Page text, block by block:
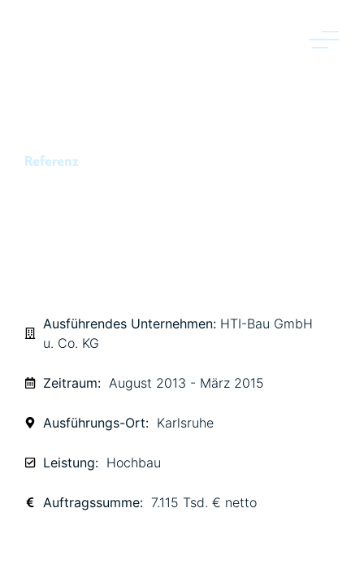
Referenz
Ausführendes Unternehmen: HTI-Bau GmbH
u. Co. KG
Zeitraum:August 2013 - März 2015
Ausführungs-Ort:Karlsruhe
Leistung: Hochbau
Auftragssumme:7.115 Tsd. € netto